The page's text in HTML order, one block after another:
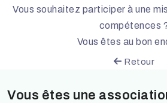
Vous souhaitez participer à une
compétences
Vous êtes au bon
Retour
Vous êtes une